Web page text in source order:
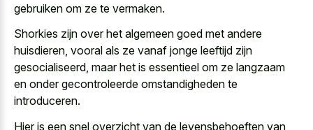
gebruiken om ze te vermaken.
Shorkies zijn over het algemeen goed met andere
huisdieren, vooral als ze vanaf jonge leeftijd zijn
gesocialiseerd, maar het is essentieel om ze langzaam
en onder gecontroleerde omstandigheden te
introduceren.
Hier is een snel overzicht van de levensbehoeften van